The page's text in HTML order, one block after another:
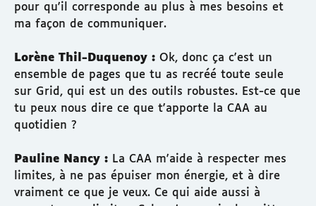
pour qu'il corresponde au plus à mes besoins et
ma façon de communiquer.
Lorène Thil-Duquenoy : Ok, donc ça c'est un
ensemble de pages que tu as recréé toute seule
sur Grid, qui est un des outils robustes. Est-ce que
tu peux nous dire ce que t'apporte la CAA au
quotidien ?
Pauline Nancy : La CAA m'aide à respecter mes
limites, à ne pas épuiser mon énergie, et à dire
vraiment ce que je veux. Ce qui aide aussi à